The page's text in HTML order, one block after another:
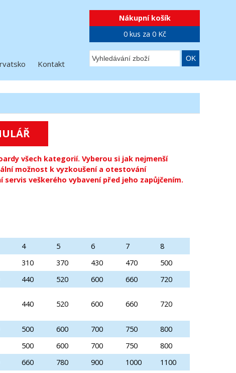
Kontakt
Nákupní košík
0 kus za 0 Kč
všech kategorií. Vyberou si jak nejmenší
možnost k vyzkoušení a otestování
veškerého vybavení před jeho zapůjčením.
4 5 6 7
8
310 370 430 470
500
440 520 600 660 720
440 520 600 660 720
500 600 700 750
800
500 600 700 750
800
660 780 900 1000
1100